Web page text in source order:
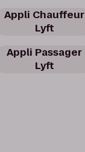
Appli Chauffeur
Lyft
Appli Passager
Lyft